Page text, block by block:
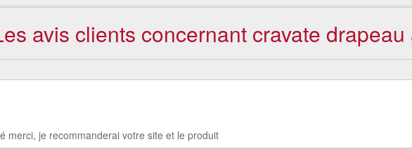
avis clients concernant cravate
merci, je recommanderai votre site et le produit